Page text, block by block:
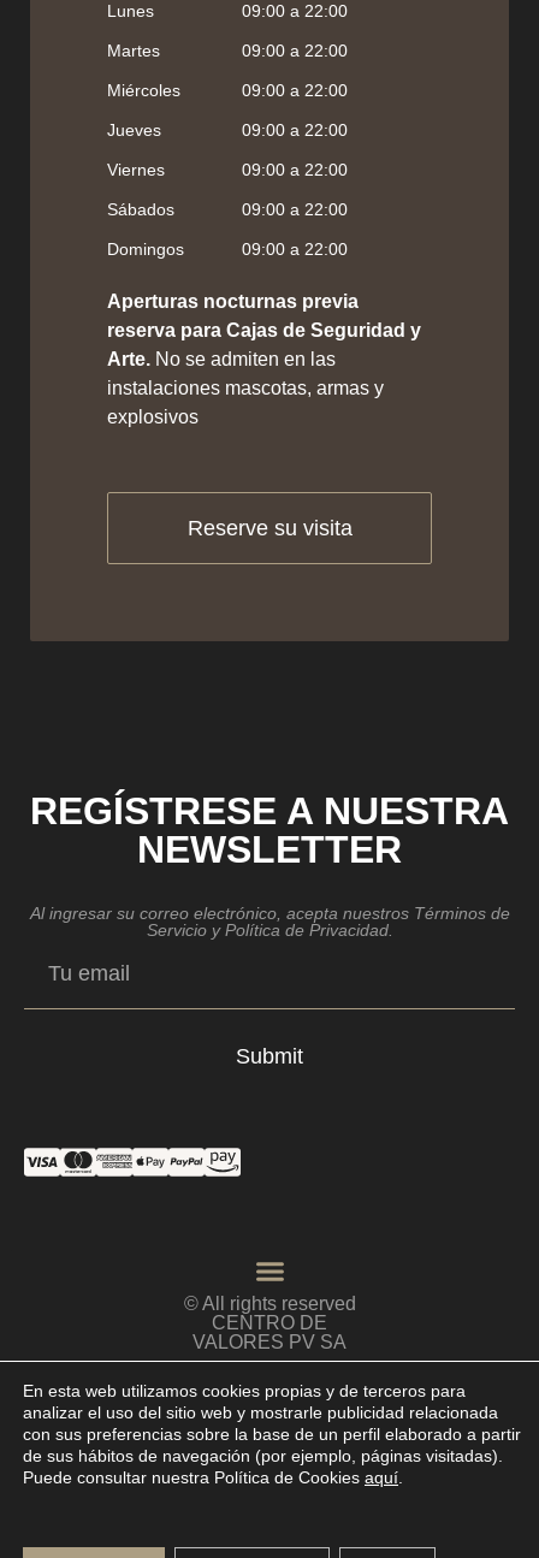
Lunes 09:00 a 22:00
Martes 09:00 a 22:00
Miércoles 09:00 a 22:00
Jueves 09:00 a 22:00
Viernes 09:00 a 22:00
Sábados 09:00 a 22:00
Domingos 09:00 a 22:00
Aperturas nocturnas previa
reserva para Cajas de Seguridad y
Arte. No se admiten en las
instalaciones mascotas, armas y
explosivos
Reserve su visita
REGÍSTRESE A NUESTRA
NEWSLETTER
Al ingresar su correo electrónico, acepta nuestros Términos de
Servicio y Política de Privacidad.
Submit
© All rights reserved
CENTRO DE
VALORES PV SA
En esta web utilizamos cookies propias y de terceros para
analizar el uso del sitio web y mostrarle publicidad relacionada
con sus preferencias sobre la base de un perfil elaborado a partir
de sus hábitos de navegación (por ejemplo, páginas visitadas).
Puede consultar nuestra Política de Cookies aquí